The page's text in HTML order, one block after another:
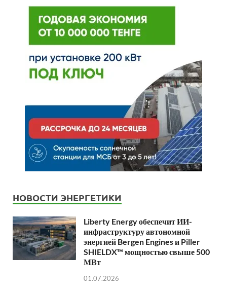
НОВОСТИ ЭНЕРГЕТИКИ
Liberty Energy обеспечит ИИ-
инфраструктуру автономной
энергией Bergen Engines и Piller
SHIELDX™ мощностью свыше 500
МВт
01.07.2026